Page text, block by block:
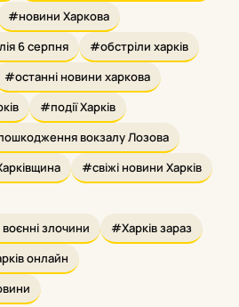
#новини Харкова
6 серпня
#обстріли харків
#останні новини харкова
#події Харків
вокзалу Лозова
#свіжі новини Харків
злочини
#Харків зараз
онлайн